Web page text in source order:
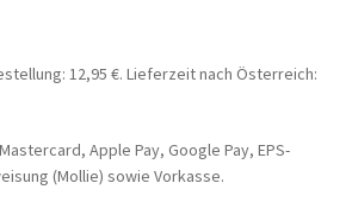
12,95 €. Lieferzeit nach Österreich:
Apple Pay, Google Pay, EPS-
(Mollie) sowie Vorkasse.